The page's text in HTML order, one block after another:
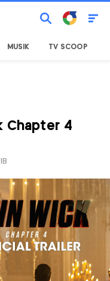
MUSIK TV SCOOP
Chapter 4